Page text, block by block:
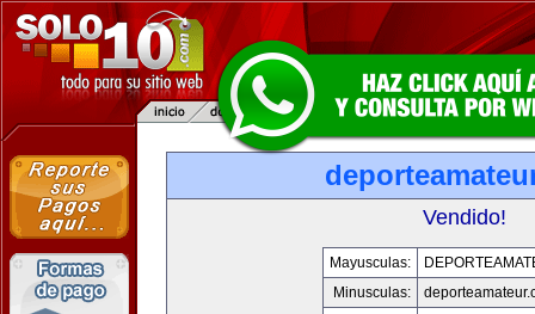
Vendido!
Mayusculas:
Minusculas: